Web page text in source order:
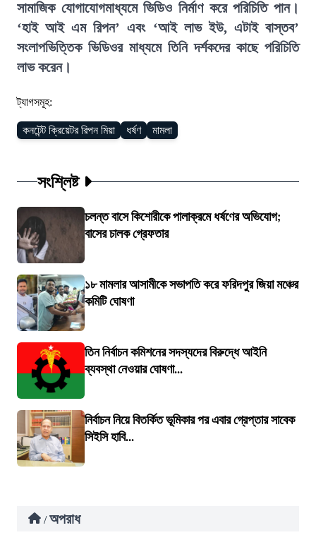
সামাজিক যোগাযোগমাধ্যমে ভিডিও নির্মাণ করে পরিচিতি পান।
‘হাই আই এম রিপন’ এবং ‘আই লাভ ইউ, এটাই বাস্তব’
সংলাপভিত্তিক ভিডিওর মাধ্যমে তিনি দর্শকদের কাছে পরিচিতি
লাভ করেন।
ট্যাগসমূহ:
কনটেন্ট ক্রিয়েটর রিপন মিয়া ধর্ষণ মামলা
সংশ্লিষ্ট
চলন্ত বাসে কিশোরীকে পালাক্রমে ধর্ষণের অভিযোগ;
বাসের চালক গ্রেফতার
১৮ মামলার আসামীকে সভাপতি করে ফরিদপুর জিয়া মঞ্চের
কমিটি ঘোষণা
তিন নির্বাচন কমিশনের সদস্যদের বিরুদ্ধে আইনি
ব্যবস্থা নেওয়ার ঘোষণা...
নির্বাচন নিয়ে বিতর্কিত ভূমিকার পর এবার গ্রেপ্তার সাবেক
সিইসি হাবি...
/ অপরাধ